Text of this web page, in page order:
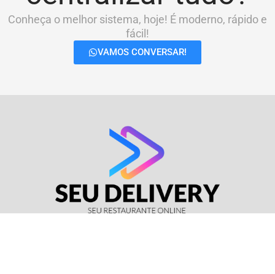
Conheça o melhor sistema, hoje! É moderno, rápido e
fácil!
VAMOS CONVERSAR!